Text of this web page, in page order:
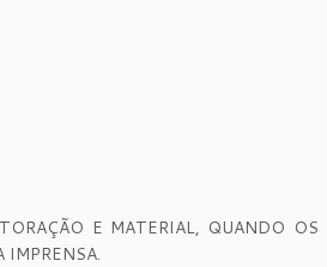
E MATERIAL, QUANDO OS